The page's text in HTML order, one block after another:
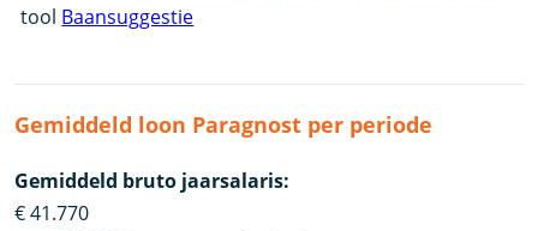
tool Baansuggestie
Gemiddeld loon Paragnost per periode
Gemiddeld bruto jaarsalaris:
€ 41.770